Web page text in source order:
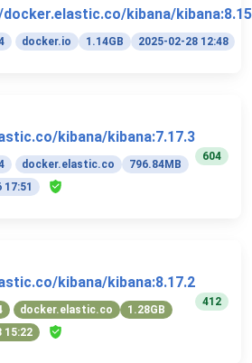
kibana/
docker.io 1.14GB 2025-02-28 12:48
kibana/kibana:7.17.3
docker.elastic.co
796.84MB
17:51
604
kibana/kibana:8.17.2
docker.elastic.co
1.28GB
15:22
412